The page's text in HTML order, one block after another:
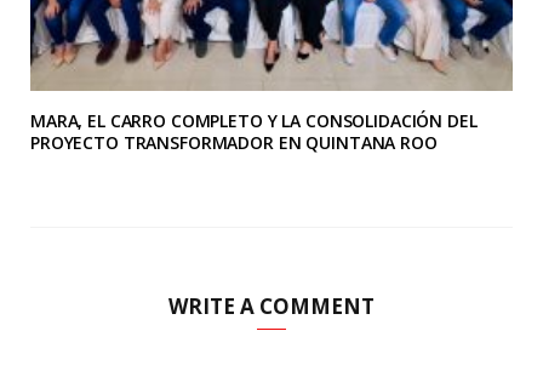
MARA, EL CARRO COMPLETO Y LA CONSOLIDACIÓN DEL
PROYECTO TRANSFORMADOR EN QUINTANA ROO
WRITE A COMMENT